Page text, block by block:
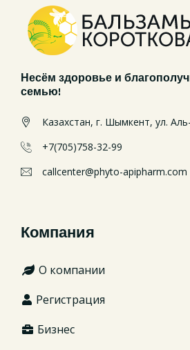
Несём здоровье и
семью!
Казахстан, г. Шымкент, ул.
+7(705)758-32-99
callcenter@phyto-apipharm.com
Компания
О компании
Регистрация
Бизнес